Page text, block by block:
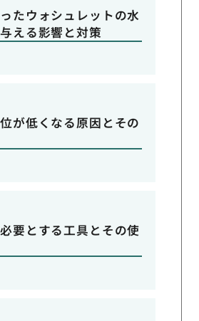
たウォシュレットの水
える影響と対策
が低くなる原因とその
要とする工具とその使